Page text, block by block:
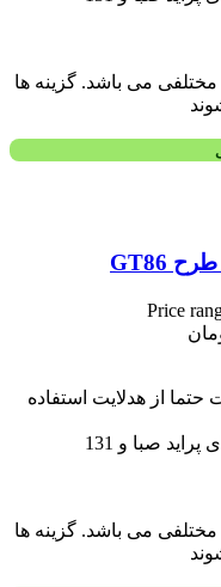
مختلفی می باشد. گزینه ها
Price
از هدلایت استفاده
صبا و 131
مختلفی می باشد. گزینه ها